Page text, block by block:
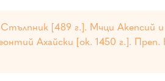
Стълпник [489 г.]. Мчци
Ахайски [ок. 1450 г.].